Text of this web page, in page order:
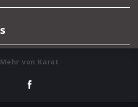
Mehr von Karat